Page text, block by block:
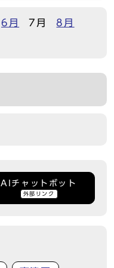
6月 7月
8月
AIチャットボット
外部リンク